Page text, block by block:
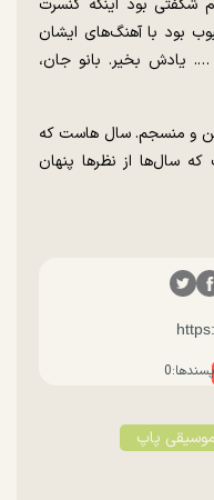
شگفتی بود اینکه کنسرت
۱۶ الی… محبوب بود با آهنگ‌های ایشان
یادش بخیر. بانو جان،
و منسجم. سال هاست که
سال‌ها از نظر‌ها پنهان
پسندها:0
موسیقی پاپ